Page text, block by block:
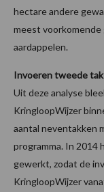
hectare andere
meest voorkomende
aardappelen.
Invoeren tweede
Uit deze analyse
KringloopWijzer
aantal neventakken
programma. In 2014
gewerkt, zodat de
KringloopWijzer